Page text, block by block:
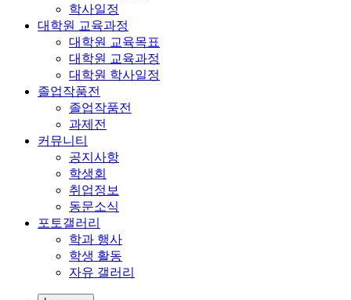
학사일정
대학원 교육과정
대학원 교육목표
대학원 교육과정
대학원 학사일정
졸업작품전
졸업작품전
과제전
커뮤니티
공지사항
학생회
취업정보
동문소식
포토갤러리
학과 행사
학생 활동
자유 갤러리